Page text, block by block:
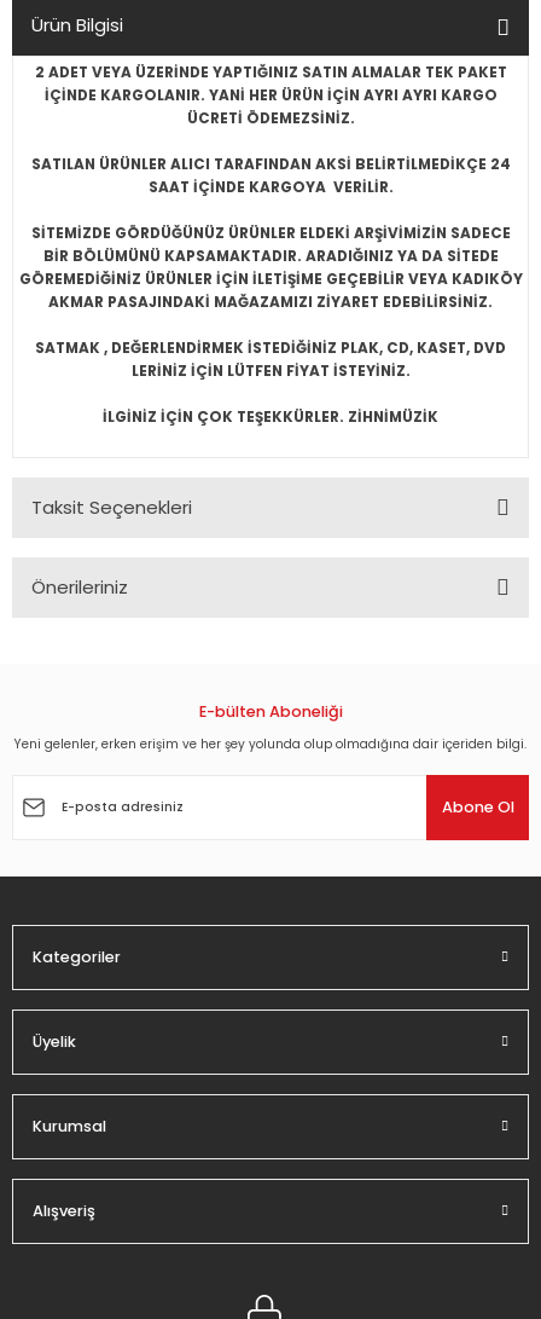
Ürün Bilgisi
2 ADET VEYA ÜZERİNDE YAPTIĞINIZ SATIN ALMALAR TEK PAKET
İÇİNDE KARGOLANIR. YANİ HER ÜRÜN İÇİN AYRI AYRI KARGO
ÜCRETİ ÖDEMEZSİNİZ.
SATILAN ÜRÜNLER ALICI TARAFINDAN AKSİ BELİRTİLMEDİKÇE 24
SAAT İÇİNDE KARGOYA VERİLİR.
SİTEMİZDE GÖRDÜĞÜNÜZ ÜRÜNLER ELDEKİ ARŞİVİMİZİN SADECE
BİR BÖLÜMÜNÜ KAPSAMAKTADIR. ARADIĞINIZ YA DA SİTEDE
GÖREMEDİĞİNİZ ÜRÜNLER İÇİN İLETİŞİME GEÇEBİLİR VEYA KADIKÖY
AKMAR PASAJINDAKİ MAĞAZAMIZI ZİYARET EDEBİLİRSİNİZ.
SATMAK , DEĞERLENDİRMEK İSTEDİĞİNİZ PLAK, CD, KASET, DVD
LERİNİZ İÇİN LÜTFEN FİYAT İSTEYİNİZ.
İLGİNİZ İÇİN ÇOK TEŞEKKÜRLER. ZİHNİMÜZİK
Taksit Seçenekleri
Önerileriniz
Görüş ve önerileriniz için teşekkür ederiz.
Ürün açıklamasında eksik bilgiler bulunuyor.
E-bülten Aboneliği
Yeni gelenler, erken erişim ve her şey yolunda olup olmadığına dair içeriden bilgi.
Abone Ol
Kategoriler
Üyelik
Kurumsal
Alışveriş